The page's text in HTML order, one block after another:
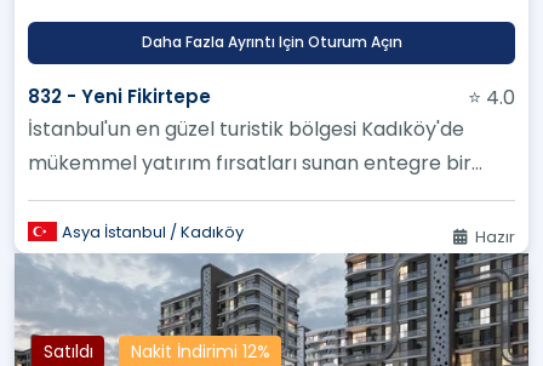
Daha Fazla Ayrıntı Için Oturum Açın
832 - Yeni Fikirtepe
⭐ 4.0
İstanbul'un en güzel turistik bölgesi Kadıköy'de
mükemmel yatırım fırsatları sunan entegre bir
konut mahallesi projesi
Asya İstanbul / Kadıköy Hazır
Satıldı Nakit İndirimi 12%